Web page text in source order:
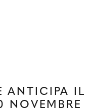
ANTICIPA IL
NOVEMBRE